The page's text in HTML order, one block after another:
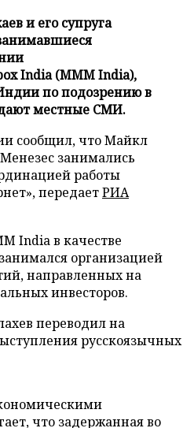
и его супруга
India (MMM India),
по подозрению в
местные СМИ.
сообщил, что Майкл
занимались
работы
передаетРИА
India в качестве
организацией
направленных на
инвесторов.
переводил на
русскоязычных
что задержанная во